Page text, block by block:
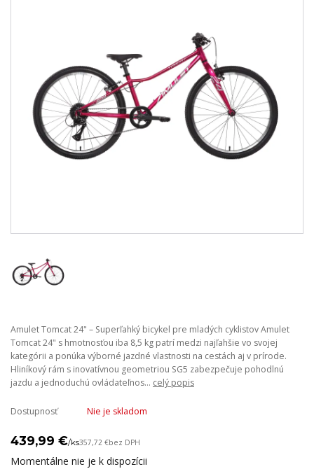
Amulet Tomcat 24" – Superľahký bicykel pre mladých cyklistov Amulet
Tomcat 24" s hmotnosťou iba 8,5 kg patrí medzi najľahšie vo svojej
kategórii a ponúka výborné jazdné vlastnosti na cestách aj v prírode.
Hliníkový rám s inovatívnou geometriou SG5 zabezpečuje pohodlnú
jazdu a jednoduchú ovládateľnos... celý popis
Dostupnosť Nie je skladom
439,99 €/ks357,72 €bez DPH
Momentálne nie je k dispozícii